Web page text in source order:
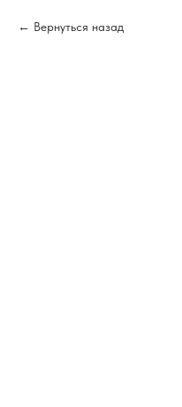
Вернуться назад